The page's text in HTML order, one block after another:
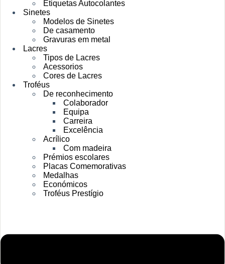
Etiquetas Autocolantes
Sinetes
Modelos de Sinetes
De casamento
Gravuras em metal
Lacres
Tipos de Lacres
Acessorios
Cores de Lacres
Troféus
De reconhecimento
Colaborador
Equipa
Carreira
Excelência
Acrílico
Com madeira
Prémios escolares
Placas Comemorativas
Medalhas
Económicos
Troféus Prestígio